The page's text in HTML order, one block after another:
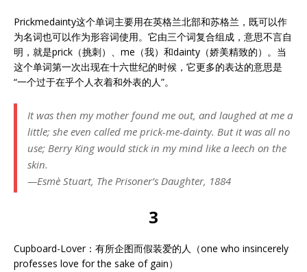
Prickmedainty这个单词主要用在英格兰北部和苏格兰，既可以作
为名词也可以作为形容词使用。它由三个词复合组成，意思不言自
明，就是prick（挑刺）、me（我）和dainty（娇美精致的）。当
这个单词第一次出现在十六世纪的时候，它更多的表达的意思是
“一个过于在乎个人衣着和外表的人”。
It was then my mother found me out, and laughed at me a
little; she even called me prick-me-dainty. But it was all no
use; Berry King would stick in my mind like a leech on the
skin.
—Esmè Stuart, The Prisoner’s Daughter, 1884
3
Cupboard-Lover：有所企图而假装爱的人（one who insincerely
professes love for the sake of gain）